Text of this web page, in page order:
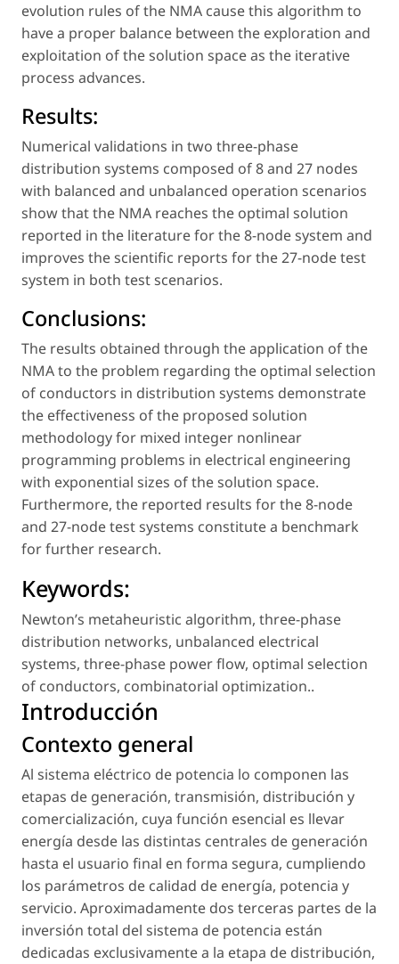
evolution rules of the NMA cause this algorithm to
have a proper balance between the exploration and
exploitation of the solution space as the iterative
process advances.
Results:
Numerical validations in two three-phase
distribution systems composed of 8 and 27 nodes
with balanced and unbalanced operation scenarios
show that the NMA reaches the optimal solution
reported in the literature for the 8-node system and
improves the scientific reports for the 27-node test
system in both test scenarios.
Conclusions:
The results obtained through the application of the
NMA to the problem regarding the optimal selection
of conductors in distribution systems demonstrate
the effectiveness of the proposed solution
methodology for mixed integer nonlinear
programming problems in electrical engineering
with exponential sizes of the solution space.
Furthermore, the reported results for the 8-node
and 27-node test systems constitute a benchmark
for further research.
Keywords:
Newton’s metaheuristic algorithm, three-phase
distribution networks, unbalanced electrical
systems, three-phase power flow, optimal selection
of conductors, combinatorial optimization..
Introducción
Contexto general
Al sistema eléctrico de potencia lo componen las
etapas de generación, transmisión, distribución y
comercialización, cuya función esencial es llevar
energía desde las distintas centrales de generación
hasta el usuario final en forma segura, cumpliendo
los parámetros de calidad de energía, potencia y
servicio. Aproximadamente dos terceras partes de la
inversión total del sistema de potencia están
dedicadas exclusivamente a la etapa de distribución,